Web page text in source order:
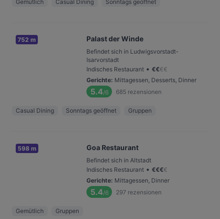
Gemütlich Casual Dining Sonntags geöffnet
752 m Palast der Winde
Befindet sich in Ludwigsvorstadt-
Isarvorstadt
Indisches Restaurant • €€€€
Gerichte: Mittagessen, Desserts, Dinner
5.4/6 685 rezensionen
Casual Dining Sonntags geöffnet Gruppen
598 m Goa Restaurant
Befindet sich in Altstadt
Indisches Restaurant • €€€€
Gerichte: Mittagessen, Dinner
5.4/6 297 rezensionen
Gemütlich Gruppen